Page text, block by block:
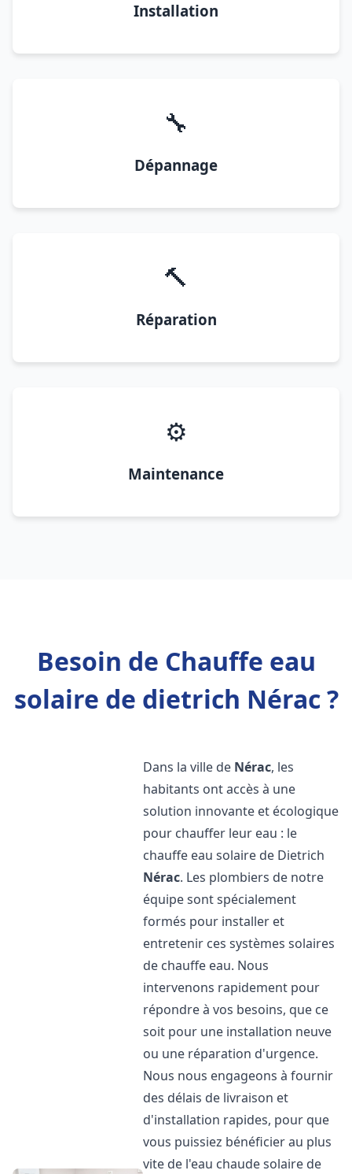
Installation
🔧
Dépannage
🔨
Réparation
⚙️
Maintenance
Besoin de Chauffe eau
solaire de dietrich Nérac ?
Dans la ville de Nérac, les
habitants ont accès à une
solution innovante et écologique
pour chauffer leur eau : le
chauffe eau solaire de Dietrich
Nérac. Les plombiers de notre
équipe sont spécialement
formés pour installer et
entretenir ces systèmes solaires
de chauffe eau. Nous
intervenons rapidement pour
répondre à vos besoins, que ce
soit pour une installation neuve
ou une réparation d'urgence.
Nous nous engageons à fournir
des délais de livraison et
d'installation rapides, pour que
vous puissiez bénéficier au plus
vite de l'eau chaude solaire de